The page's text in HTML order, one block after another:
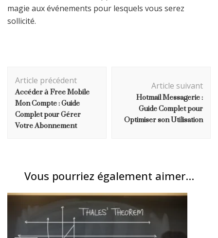
magie aux événements pour lesquels vous serez
sollicité.
d'article
Article précédent
Accéder à Free Mobile
Mon Compte : Guide
Complet pour Gérer
Votre Abonnement
Article suivant
Hotmail Messagerie :
Guide Complet pour
Optimiser son Utilisation
Vous pourriez également aimer...